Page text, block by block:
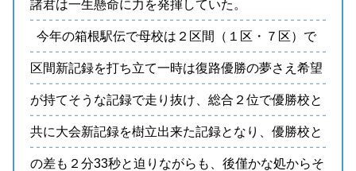
諸君は一生懸命に力を発揮していた。
今年の箱根駅伝で母校は２区間（１区・７区）で
区間新記録を打ち立て一時は復路優勝の夢さえ希望
が持てそうな記録で走り抜け、総合２位で優勝校と
共に大会新記録を樹立出来た記録となり、優勝校と
の差も２分33秒と迫りながらも、後僅かな処からそ